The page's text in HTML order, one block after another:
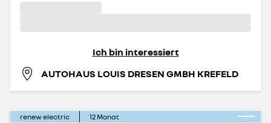
Ich bin interessiert
AUTOHAUS LOUIS DRESEN GMBH KREFELD
renew electric 12Monat